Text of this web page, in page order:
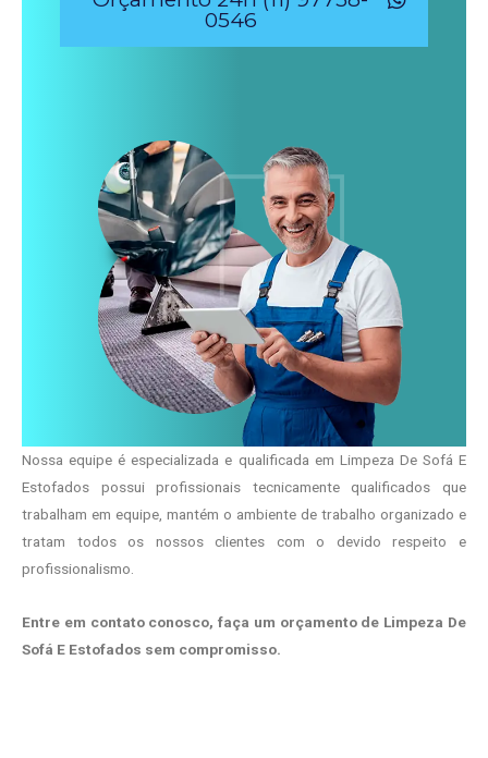
0546
Nossa equipe é especializada e qualificada em Limpeza De Sofá E
Estofados possui profissionais tecnicamente qualificados que
trabalham em equipe, mantém o ambiente de trabalho organizado e
tratam todos os nossos clientes com o devido respeito e
profissionalismo.
Entre em contato conosco, faça um orçamento de Limpeza De
Sofá E Estofados sem compromisso.